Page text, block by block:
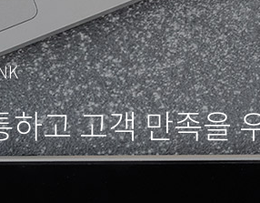
고 고객 만족을